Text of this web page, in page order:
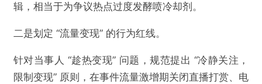
辑，相当于为争议热点过度发酵喷冷却剂。
二是划定 “流量变现” 的行为红线。
针对当事人 “趁热变现” 问题，规范提出 “冷静关注，
限制变现” 原则，在事件流量激增期关闭直播打赏、电